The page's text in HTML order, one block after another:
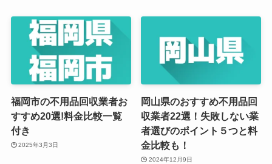
福岡市の不用品回収業者お
すすめ20選!料金比較一覧
付き
2025年3月3日
岡山県のおすすめ不用品回
収業者22選！失敗しない業
者選びのポイント５つと料
金比較も！
2024年12月9日